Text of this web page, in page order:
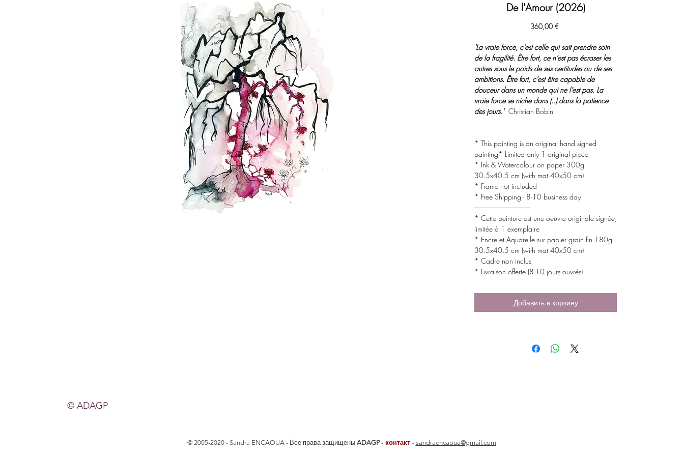
De l'Amour (2026)
360,00 €Цена
'La vraie force, c’est celle qui sait prendre soin
de la fragilité. Être fort, ce n’est pas écraser les
autres sous le poids de ses certitudes ou de ses
ambitions. Être fort, c’est être capable de
douceur dans un monde qui ne l’est pas. La
vraie force se niche dans (..) dans la patience
des jours.' Christian Bobin
* This painting is an original hand signed
painting* Limited only 1 original piece
* Ink & Watercolour on paper 300g
30.5x40.5 cm (with mat 40x50 cm)
* Frame not included
* Free Shipping - 8-10 business day
-------------------------------------
* Cette peinture est une oeuvre originale signée,
limitée à 1 exemplaire
* Encre et Aquarelle sur papier grain fin 180g
30.5x40.5 cm (with mat 40x50 cm)
* Cadre non inclus
* Livraison offerte (8-10 jours ouvrés)
Добавить в корзину
© ADAGP
© 2005-2020 - Sandra ENCAOUA - Все права защищены ADAGP- контакт - sandraencaoua@gmail.com